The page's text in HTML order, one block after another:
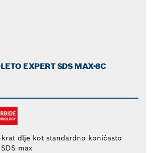
EXPERT SDS MAX-8C
dlje kot standardno koničasto
max